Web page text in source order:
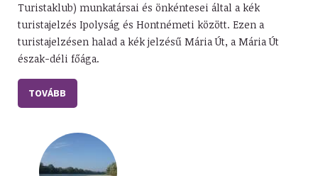
Turistaklub) munkatársai és önkéntesei által a kék
turistajelzés Ipolyság és Hontnémeti között. Ezen a
turistajelzésen halad a kék jelzésű Mária Út, a Mária Út
észak-déli főága.
TOVÁBB